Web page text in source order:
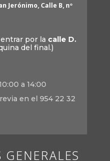
Jerónimo, Calle B, nº
por la calle D.
del final.)
a 14:00
en el 954 22 32